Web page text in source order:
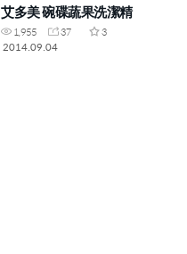
艾多美 碗碟蔬果洗潔精
1,955 37
3
2014.09.04